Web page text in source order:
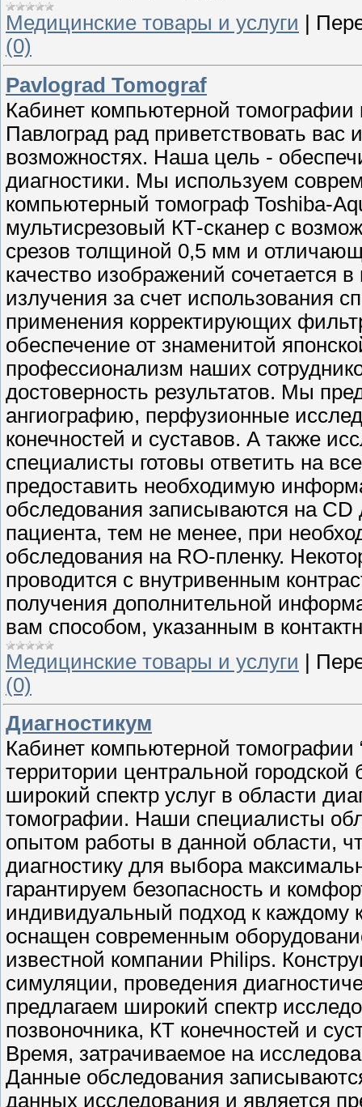
Медицинские товары и услуги
(0)
Pavlograd Tomograf
Кабинет компьютерной томографии
Павлоград рад приветствовать вас
возможностях. Наша цель -
диагностики. Мы используем
компьютерный томограф Toshiba-
мультисрезовый КТ-сканер с
срезов толщиной 0,5 мм и
качество изображений сочетается
излучения за счет использования
применения корректирующих
обеспечение от знаменитой
профессионализм наших
достоверность результатов. Мы
ангиографию, перфузионные
конечностей и суставов. А также
специалисты готовы ответить на
предоставить необходимую
обследования записываются на
пациента, тем не менее, при
обследования на RO-пленку.
проводится с внутривенным
получения дополнительной
вам способом, указанным в
Медицинские товары и услуги |
(0)
Диагностикум
Кабинет компьютерной томографии
территории центральной
широкий спектр услуг в области
томографии. Наши специалисты
опытом работы в данной области,
диагностику для выбора
гарантируем безопасность и
индивидуальный подход к каждому
оснащен современным
известной компании Philips.
симуляции, проведения
предлагаем широкий спектр
позвоночника, КТ конечностей и
Время, затрачиваемое на
Данные обследования
данных исследования и является